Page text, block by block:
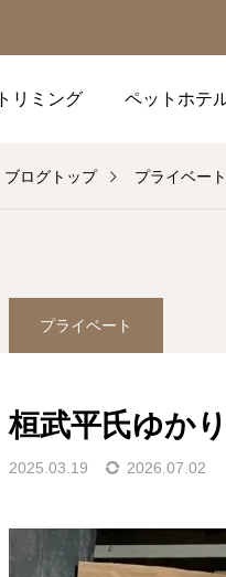
トリミング ペットホテ
ブログトップ プライベート
プライベート
桓武平氏ゆか
2025.03.19 2026.07.02